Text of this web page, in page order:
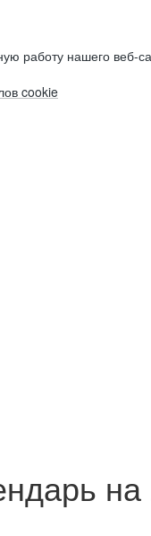
работу нашего веб-
cookie
на